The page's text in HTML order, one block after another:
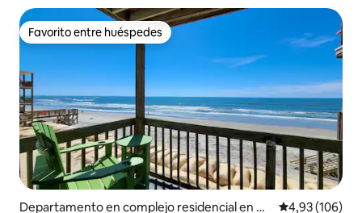
Favorito entre huéspedes
Favorito entre huéspedes
Departamento en complejo residencial en No Calificación
4,93 (106)